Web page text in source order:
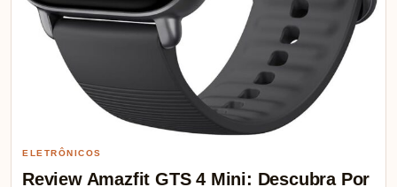
ELETRÔNICOS
Review Amazfit GTS 4 Mini: Descubra Por